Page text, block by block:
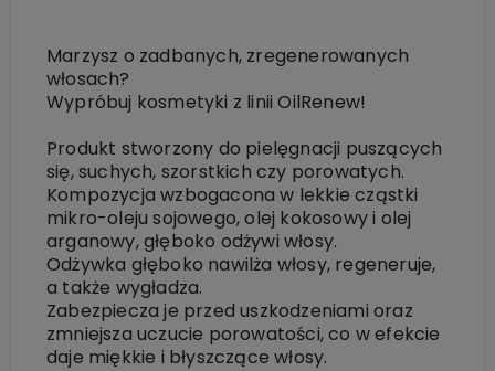
Marzysz o zadbanych, zregenerowanych
włosach?
Wypróbuj kosmetyki z linii OilRenew!
Produkt stworzony do pielęgnacji puszących
się, suchych, szorstkich czy porowatych.
Kompozycja wzbogacona w lekkie cząstki
mikro-oleju sojowego, olej kokosowy i olej
arganowy, głęboko odżywi włosy.
Odżywka głęboko nawilża włosy, regeneruje,
a także wygładza.
Zabezpiecza je przed uszkodzeniami oraz
zmniejsza uczucie porowatości, co w efekcie
daje miękkie i błyszczące włosy.